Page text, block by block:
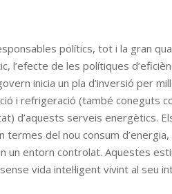
polítics, tot i la gran
l’efecte de les polítiques
inicia un pla d’inversió per
i refrigeració (també coneguts
d’aquests serveis energètics.
del nou consum
entorn controlat. Aquestes
vida intel·ligent vivint al seu